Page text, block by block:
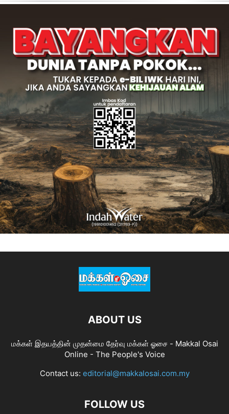
ABOUT US
மக்கள் இதயத்தின் முதன்மை தேர்வு மக்கள் ஓசை - Makkal Osai
Online - The People's Voice
Contact us: editorial@makkalosai.com.my
FOLLOW US